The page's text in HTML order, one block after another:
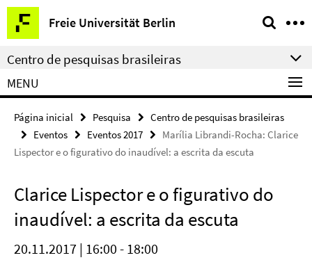
Springe
direkt
zu
Inhalt
Freie Universität Berlin
Serviço
de
navegação
Centro de pesquisas brasileiras
MENU
Página inicial Pesquisa
Centro de pesquisas brasileiras
Eventos
Eventos 2017
Marília Librandi-Rocha: Clarice
Lispector e o figurativo do inaudível: a escrita da escuta
Clarice Lispector e o figurativo do
inaudível: a escrita da escuta
20.11.2017 | 16:00 - 18:00